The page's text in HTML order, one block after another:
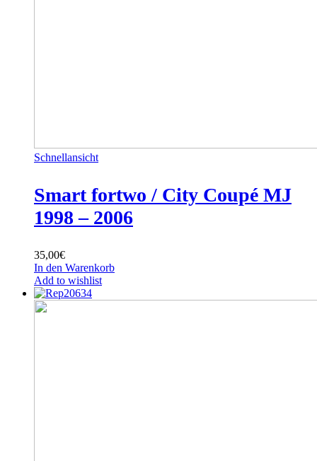
Schnellansicht
Smart fortwo / City Coupé MJ
1998 – 2006
35,00€
In den Warenkorb
Add to wishlist